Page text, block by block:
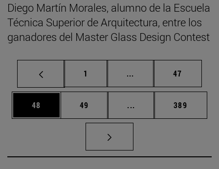
Diego Martín Morales, alumno de la Escuela
Técnica Superior de Arquitectura, entre los
ganadores del Master Glass Design Contest
Página
1 ... Páginas intermedias
Página
47
Página
48 Página
49 ... Páginas intermedias
Página
389